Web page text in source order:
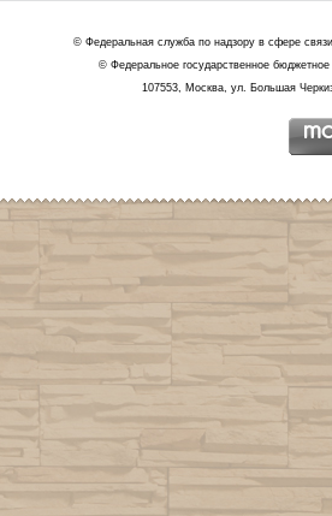
© Федеральная служба по надзору в сфере
© Федеральное государственное
107553, Москва, ул. Большая